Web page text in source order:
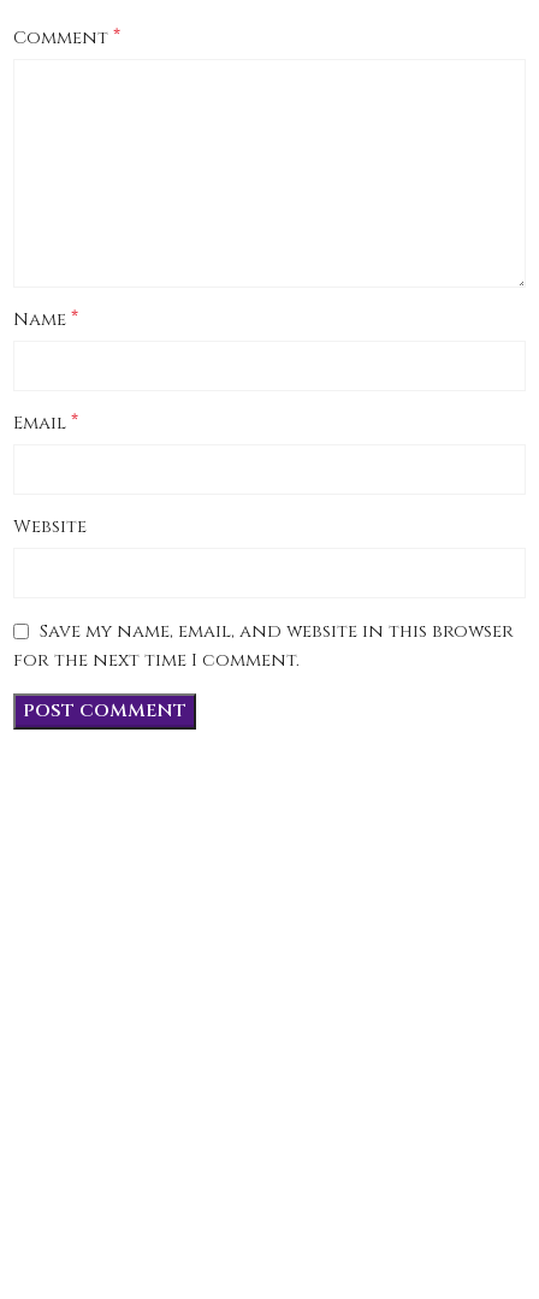
Comment*
Name*
Email*
Website
Save my name, email, and website in this browser
for the next time I comment.